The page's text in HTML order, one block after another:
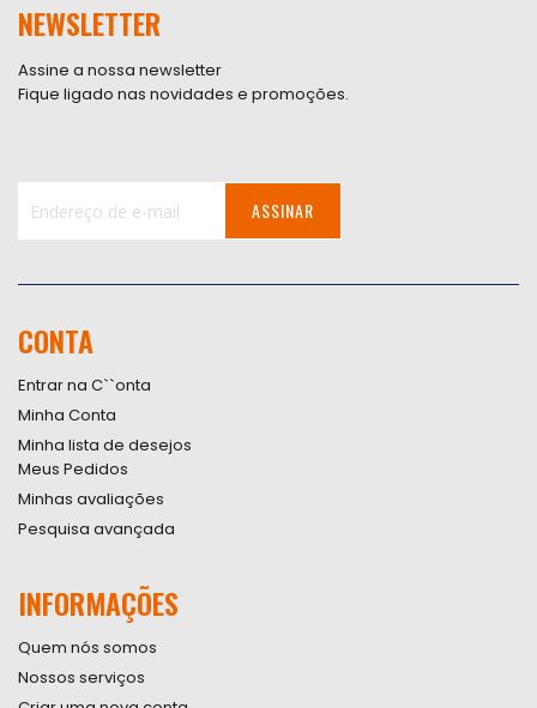
NEWSLETTER
Assine a nossa newsletter
Fique ligado nas novidades e promoções.
Newsletter:
ASSINAR
CONTA
Entrar na C``onta
Minha Conta
Minha lista de desejos
Meus Pedidos
Minhas avaliações
Pesquisa avançada
INFORMAÇÕES
Quem nós somos
Nossos serviços